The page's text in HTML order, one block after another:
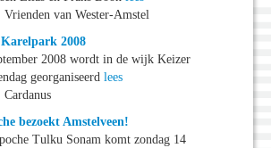
van Wester-Amstel
2008
2008 wordt in de wijk Keizer
georganiseerd lees
bezoekt Amstelveen!
Tulku Sonam komt zondag 14